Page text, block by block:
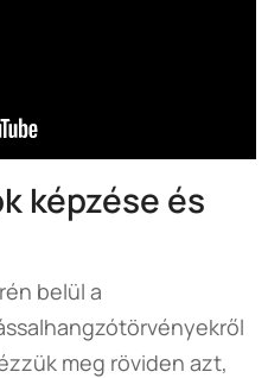
képzése és
belül a
meg röviden azt,